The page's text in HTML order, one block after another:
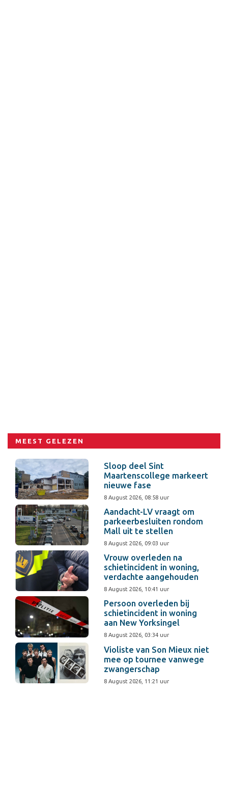
MEEST GELEZEN
Sloop deel Sint
Maartenscollege markeert
nieuwe fase
8 August 2026, 08:58 uur
Aandacht-LV vraagt om
parkeerbesluiten rondom
Mall uit te stellen
8 August 2026, 09:03 uur
Vrouw overleden na
schietincident in woning,
verdachte aangehouden
8 August 2026, 10:41 uur
Persoon overleden bij
schietincident in woning
aan New Yorksingel
8 August 2026, 03:34 uur
Violiste van Son Mieux niet
mee op tournee vanwege
zwangerschap
8 August 2026, 11:21 uur